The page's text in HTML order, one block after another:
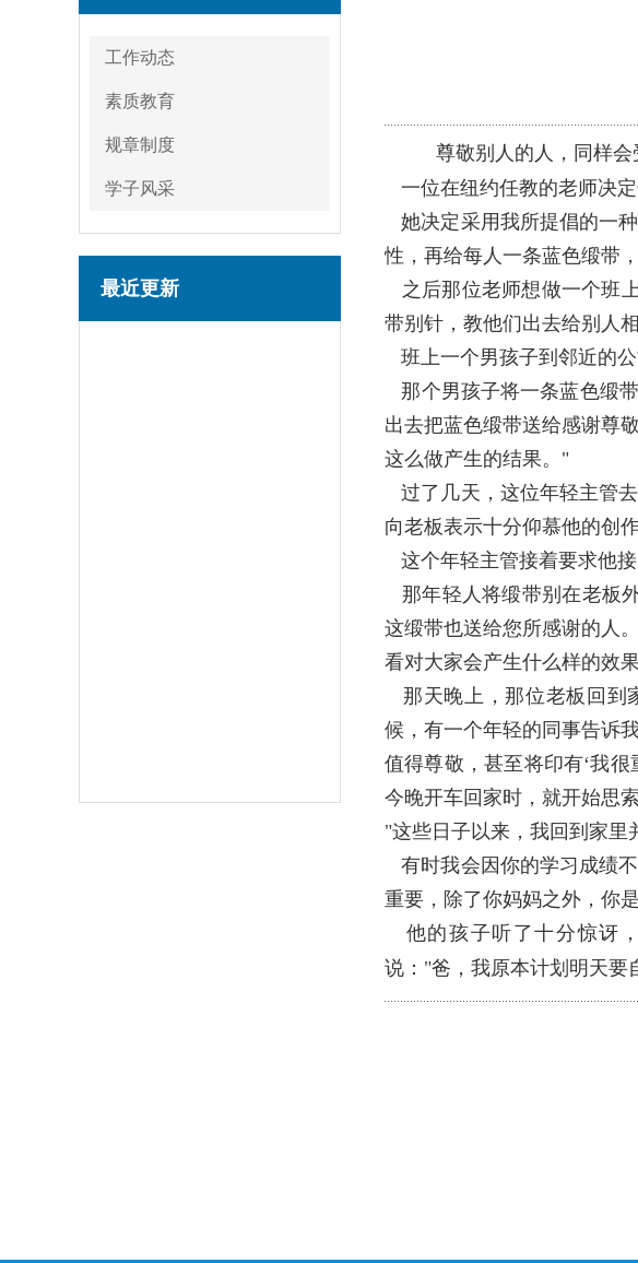
工作动态
素质教育
规章制度
学子风采
最近更新
尊敬别人的人，同样会
一位在纽约任教的老师决
她决定采用我所提倡的一
性，再给每人一条蓝色缎带
之后那位老师想做一个班
带别针，教他们出去给别人
班上一个男孩子到邻近的
那个男孩子将一条蓝色缎
出去把蓝色缎带送给感谢尊
这么做产生的结果。"
过了几天，这位年轻主管
向老板表示十分仰慕他的创
这个年轻主管接着要求他
那年轻人将缎带别在老板
这缎带也送给您所感谢的人
看对大家会产生什么样的效
那天晚上，那位老板回到
候，有一个年轻的同事告诉
值得尊敬，甚至将印有‘我
今晚开车回家时，就开始思
"这些日子以来，我回到家里
有时我会因你的学习成绩
重要，除了你妈妈之外，你
他的孩子听了十分惊讶
说："爸，我原本计划明天要